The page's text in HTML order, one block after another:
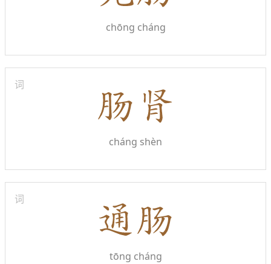
chōng cháng
词
cháng shèn
词
tōng cháng